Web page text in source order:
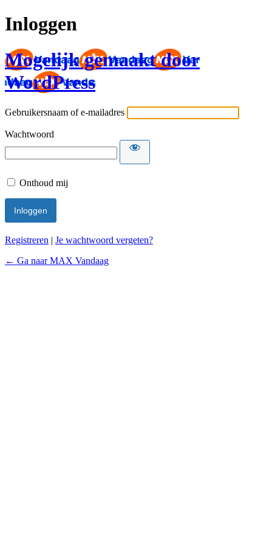
Inloggen
Mogelijk gemaakt door
WordPress
Gebruikersnaam of e-mailadres
Wachtwoord
Onthoud mij
Registreren | Je wachtwoord vergeten?
← Ga naar MAX Vandaag